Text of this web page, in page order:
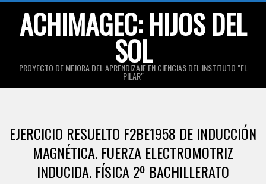
ACHIMAGEC: HIJOS DEL
SOL
PROYECTO DE MEJORA DEL APRENDIZAJE EN CIENCIAS DEL INSTITUTO "EL
PILAR"
Menu
EJERCICIO RESUELTO F2BE1958 DE INDUCCIÓN
MAGNÉTICA. FUERZA ELECTROMOTRIZ
INDUCIDA. FÍSICA 2º BACHILLERATO